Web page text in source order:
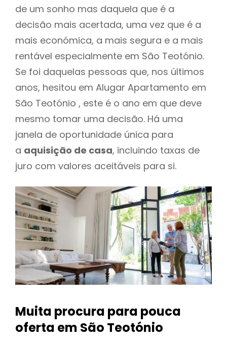
de um sonho mas daquela que é a
decisão mais acertada, uma vez que é a
mais económica, a mais segura e a mais
rentável especialmente em São Teotónio.
Se foi daquelas pessoas que, nos últimos
anos, hesitou em Alugar Apartamento em
São Teotónio , este é o ano em que deve
mesmo tomar uma decisão. Há uma
janela de oportunidade única para
a aquisição de casa, incluindo taxas de
juro com valores aceitáveis para si.
Muita procura para pouca
oferta em São Teotónio